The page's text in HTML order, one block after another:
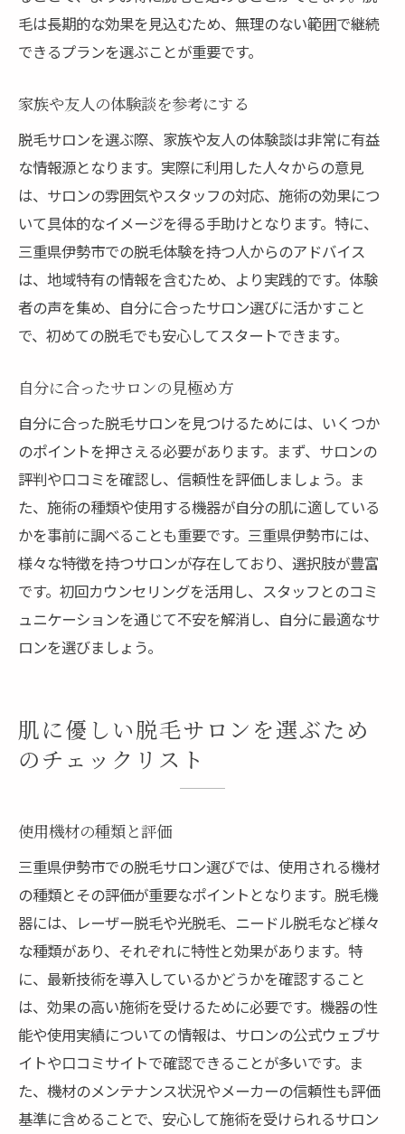
毛は長期的な効果を見込むため、無理のない範囲で継続
できるプランを選ぶことが重要です。
家族や友人の体験談を参考にする
脱毛サロンを選ぶ際、家族や友人の体験談は非常に有益
な情報源となります。実際に利用した人々からの意見
は、サロンの雰囲気やスタッフの対応、施術の効果につ
いて具体的なイメージを得る手助けとなります。特に、
三重県伊勢市での脱毛体験を持つ人からのアドバイス
は、地域特有の情報を含むため、より実践的です。体験
者の声を集め、自分に合ったサロン選びに活かすこと
で、初めての脱毛でも安心してスタートできます。
自分に合ったサロンの見極め方
自分に合った脱毛サロンを見つけるためには、いくつか
のポイントを押さえる必要があります。まず、サロンの
評判や口コミを確認し、信頼性を評価しましょう。ま
た、施術の種類や使用する機器が自分の肌に適している
かを事前に調べることも重要です。三重県伊勢市には、
様々な特徴を持つサロンが存在しており、選択肢が豊富
です。初回カウンセリングを活用し、スタッフとのコミ
ュニケーションを通じて不安を解消し、自分に最適なサ
ロンを選びましょう。
肌に優しい脱毛サロンを選ぶため
のチェックリスト
使用機材の種類と評価
三重県伊勢市での脱毛サロン選びでは、使用される機材
の種類とその評価が重要なポイントとなります。脱毛機
器には、レーザー脱毛や光脱毛、ニードル脱毛など様々
な種類があり、それぞれに特性と効果があります。特
に、最新技術を導入しているかどうかを確認すること
は、効果の高い施術を受けるために必要です。機器の性
能や使用実績についての情報は、サロンの公式ウェブサ
イトや口コミサイトで確認できることが多いです。ま
た、機材のメンテナンス状況やメーカーの信頼性も評価
基準に含めることで、安心して施術を受けられるサロン